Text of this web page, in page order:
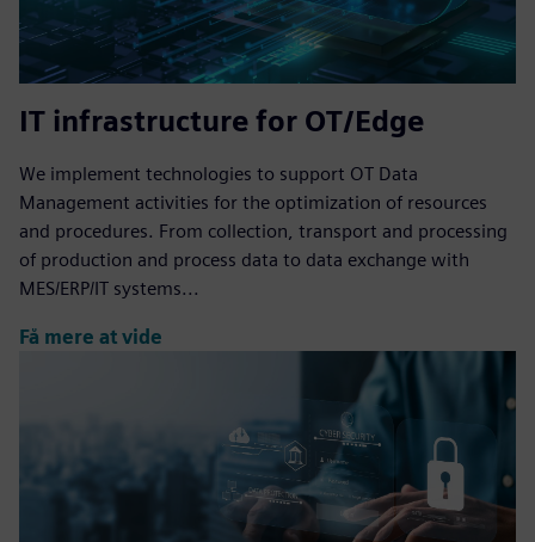
IT infrastructure for OT/Edge
We implement technologies to support OT Data
Management activities for the optimization of resources
and procedures. From collection, transport and processing
of production and process data to data exchange with
MES/ERP/IT systems...
Få mere at vide